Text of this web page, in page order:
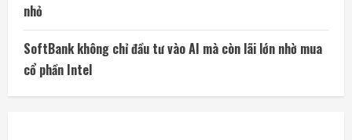
nhỏ
SoftBank không chỉ đầu tư vào AI mà còn lãi lớn nhờ mua
cổ phần Intel